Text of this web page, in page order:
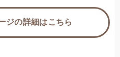
ジの詳細はこちら